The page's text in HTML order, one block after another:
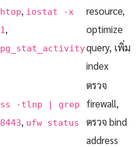
htop, iostat -x
1 ,
pg_stat_activity
resource,
optimize
query, เพิ่ม
index
ss -tlnp | grep
8443, ufw status
ตรวจ
firewall,
ตรวจ bind
address